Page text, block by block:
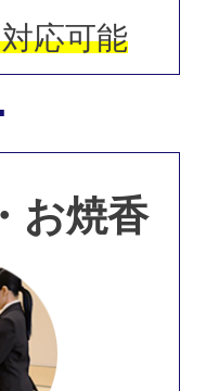
応可能
お焼香